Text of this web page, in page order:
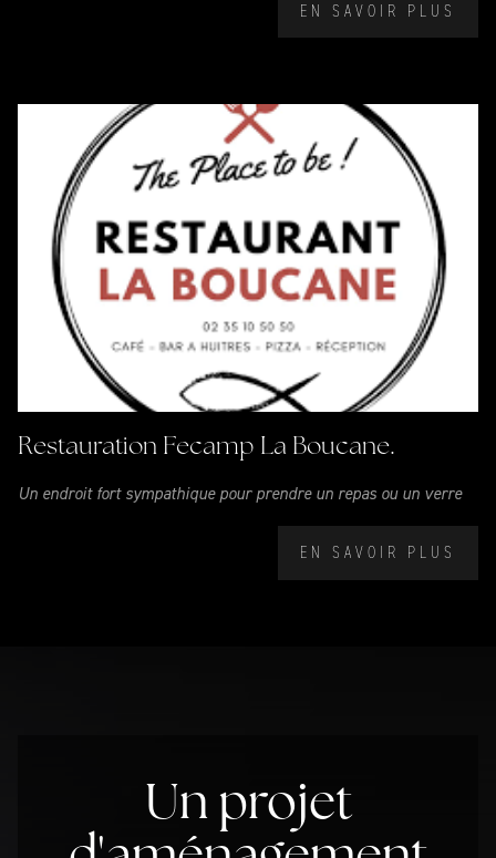
EN SAVOIR PLUS
Restauration Fecamp La Boucane.
Un endroit fort sympathique pour prendre un repas ou un verre
EN SAVOIR PLUS
Un projet